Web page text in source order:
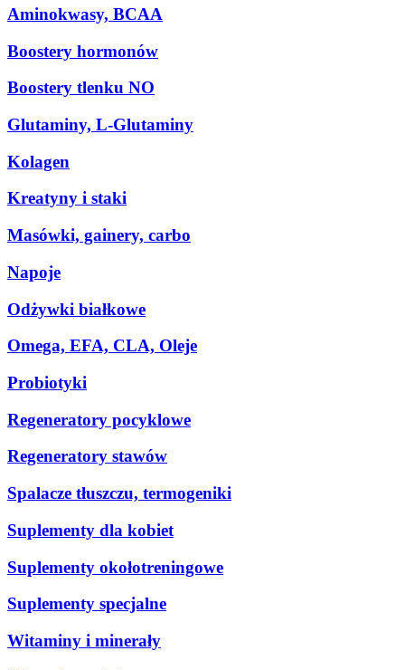
Aminokwasy, BCAA
Boostery hormonów
Boostery tlenku NO
Glutaminy, L-Glutaminy
Kolagen
Kreatyny i staki
Masówki, gainery, carbo
Napoje
Odżywki białkowe
Omega, EFA, CLA, Oleje
Probiotyki
Regeneratory pocyklowe
Regeneratory stawów
Spalacze tłuszczu, termogeniki
Suplementy dla kobiet
Suplementy okołotreningowe
Suplementy specjalne
Witaminy i minerały